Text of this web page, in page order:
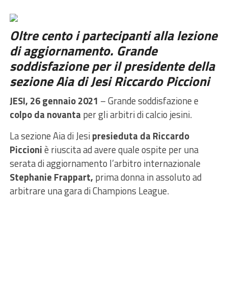
Oltre cento i partecipanti alla lezione
di aggiornamento. Grande
soddisfazione per il presidente della
sezione Aia di Jesi Riccardo Piccioni
JESI, 26 gennaio 2021 – Grande soddisfazione e
colpo da novanta per gli arbitri di calcio jesini.
La sezione Aia di Jesipresieduta da Riccardo
Piccioniè riuscita ad avere quale ospite per una
serata di aggiornamento l’arbitro internazionale
Stephanie Frappart, prima donna in assoluto ad
arbitrare una gara di Champions League.